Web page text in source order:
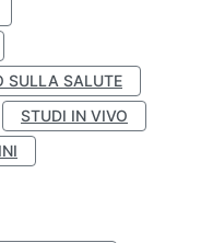
SULLA SALUTE
STUDI IN VIVO